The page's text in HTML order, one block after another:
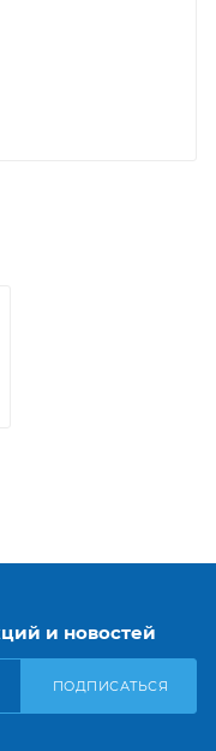
и новостей
ПОДПИСАТЬСЯ